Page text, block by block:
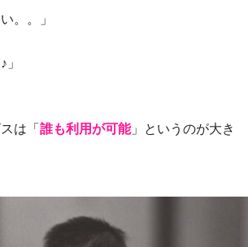
。。」
♪ 」
は「 誰も利用が可能」というのが大き